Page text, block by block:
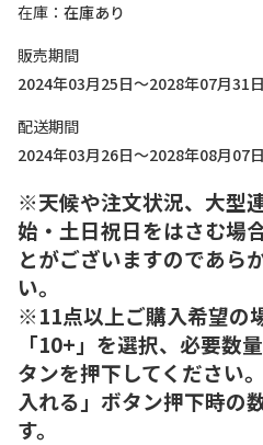
在庫
在庫あり
販売期間
2024年03月25日～2028年07月31日
配送期間
2024年03月26日～2028年08月07日
※天候や注文状況、大型
始・土日祝日をはさむ場
とがございますのであら
い。
※11点以上ご購入希望の
「10+」を選択、必要数
タンを押下してください
入れる」ボタン押下時の
す。